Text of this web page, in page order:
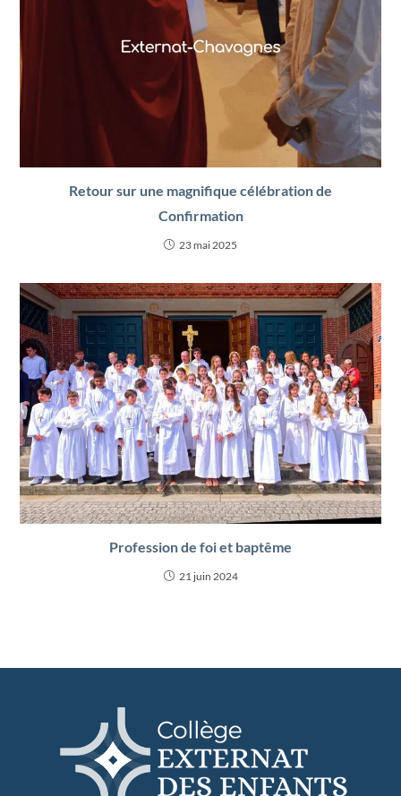
Retour sur une magnifique célébration de
Confirmation
23 mai 2025
Profession de foi et baptême
21 juin 2024